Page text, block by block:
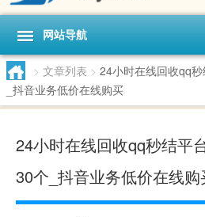
网站导航
> 文章列表 > 24小时在线回收qq
_抖音业务低价在线购买
24小时在线回收qq秒结平
30个_抖音业务低价在线购